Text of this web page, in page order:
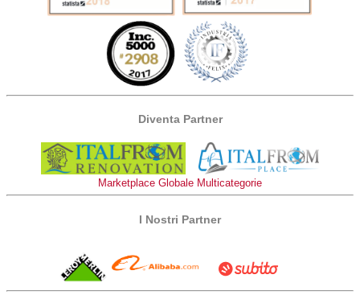
Diventa Partner
Marketplace Globale Multicategorie
I Nostri Partner